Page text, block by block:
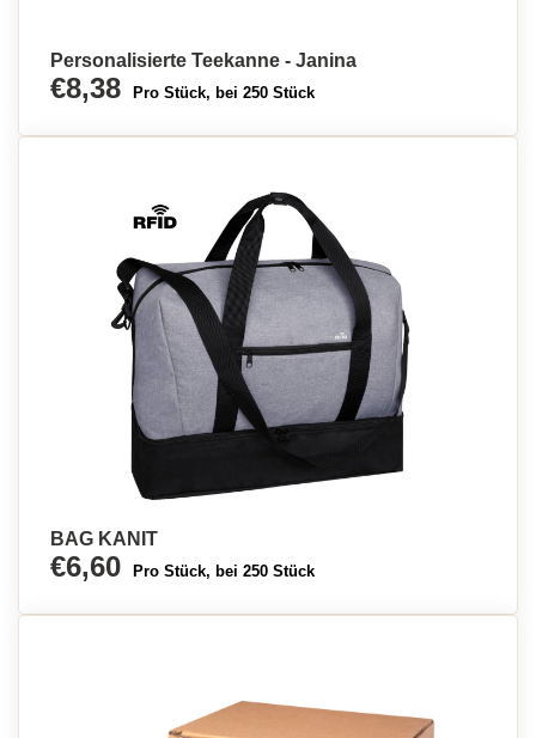
Personalisierte Teekanne - Janina
€8,38 Pro Stück, bei 250 Stück
BAG KANIT
€6,60 Pro Stück, bei 250 Stück